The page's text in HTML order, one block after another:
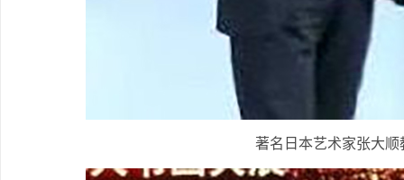
著名日本艺术家张大顺